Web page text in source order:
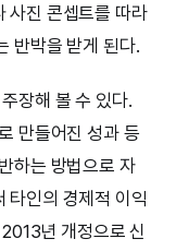
사진 콘셉트를 따라
반박을 받게 된다.
장해 볼 수 있다.
만들어진 성과 등
하는 방법으로 자
타인의 경제적 이익
년 개정으로 신